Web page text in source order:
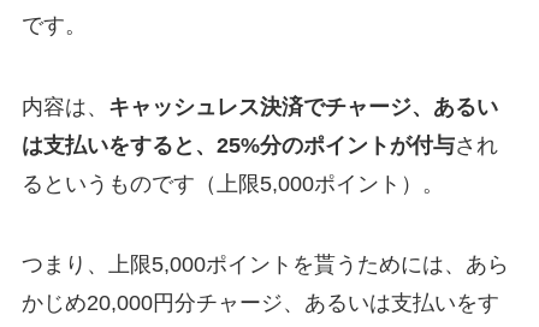
です。
内容は、 キャッシュレス決済でチャージ、あるい
は支払いをすると、25%分のポイントが付与され
るというものです（上限5,000ポイント）。
つまり、上限5,000ポイントを貰うためには、あら
かじめ20,000円分チャージ、あるいは支払いをす